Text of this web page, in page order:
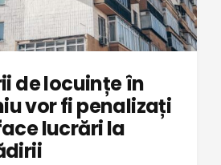
de locuințe în
vor fi penalizați
lucrări la